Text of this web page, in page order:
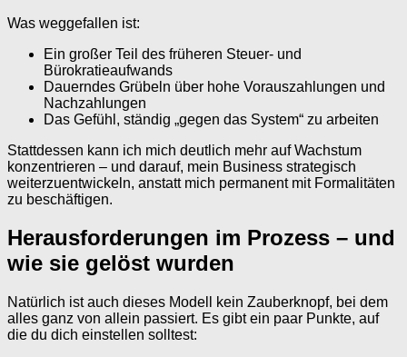
Was weggefallen ist:
Ein großer Teil des früheren Steuer- und
Bürokratieaufwands
Dauerndes Grübeln über hohe Vorauszahlungen und
Nachzahlungen
Das Gefühl, ständig „gegen das System“ zu arbeiten
Stattdessen kann ich mich deutlich mehr auf Wachstum
konzentrieren – und darauf, mein Business strategisch
weiterzuentwickeln, anstatt mich permanent mit Formalitäten
zu beschäftigen.
Herausforderungen im Prozess – und
wie sie gelöst wurden
Natürlich ist auch dieses Modell kein Zauberknopf, bei dem
alles ganz von allein passiert. Es gibt ein paar Punkte, auf
die du dich einstellen solltest: